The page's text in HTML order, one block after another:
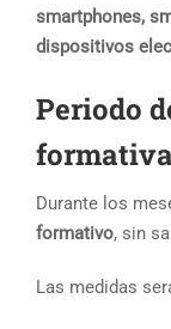
smartphones,
dispositivos
Periodo
Durante los
formativo, sin
Las medidas